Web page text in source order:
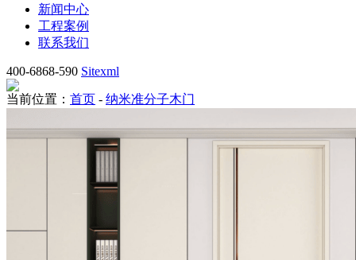
新闻中心
工程案例
联系我们
400-6868-590 Sitexml
当前位置： 首页 - 纳米准分子木门